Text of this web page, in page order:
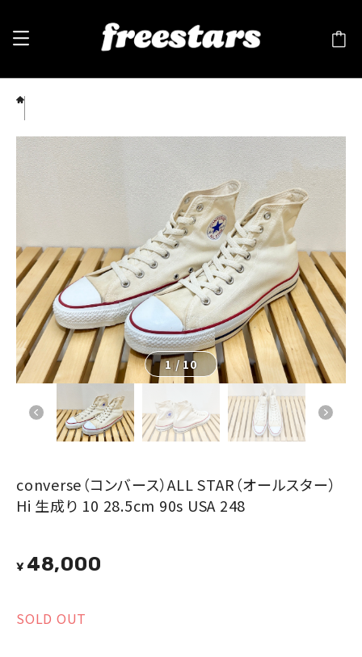
248
1/10
converse（コンバース）ALL STAR（オールスター）
Hi 生成り 10 28.5cm 90s USA 248
¥ 48,000
SOLD OUT